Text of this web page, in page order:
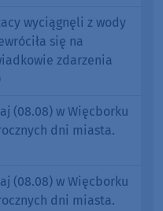
wyciągnęli z wody
się na
zdarzenia
(08.08) w Więcborku
dni miasta.
(08.08) w Więcborku
dni miasta.